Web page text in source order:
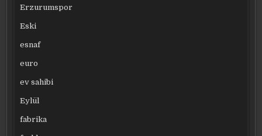
Erzurumspor
Eski
esnaf
euro
ev sahibi
Eylül
fabrika